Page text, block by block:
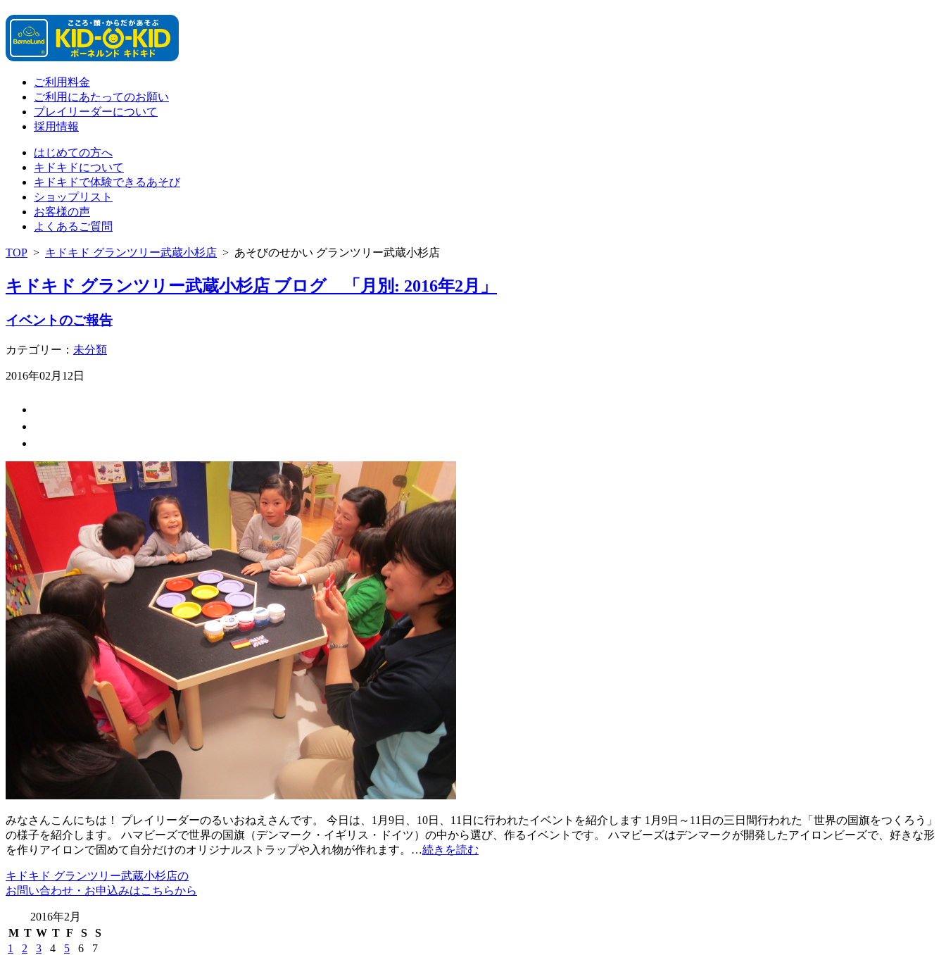
ご利用料金
ご利用にあたってのお願い
プレイリーダーについて
採用情報
はじめての方へ
キドキドについて
キドキドで体験できるあそび
ショップリスト
お客様の声
よくあるご質問
TOP > キドキド グランツリー武蔵小杉店 > あそびのせかい グランツリー武蔵小杉店
キドキド グランツリー武蔵小杉店 ブログ 「月別: 2016年2月」
イベントのご報告
カテゴリー： 未分類
2016年02月12日
みなさんこんにちは！ プレイリーダーのるいおねえさんです。 今日は、1月9日、10日、11日に行われたイベントを紹介します 1月9日～11日の三日間行われた「世界の国旗をつくろう」
の様子を紹介します。 ハマビーズで世界の国旗（デンマーク・イギリス・ドイツ）の中から選び、作るイベントです。 ハマビーズはデンマークが開発したアイロンビーズで、好きな形
を作りアイロンで固めて自分だけのオリジナルストラップや入れ物が作れます。…続きを読む
キドキド グランツリー武蔵小杉店の
お問い合わせ・お申込みはこちらから
2016年2月
M T W T F S
S
1
2 3 4 5 6
7